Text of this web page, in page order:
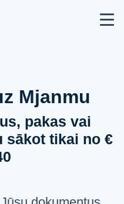
Mjanmu
pakas vai
sākot tikai no €